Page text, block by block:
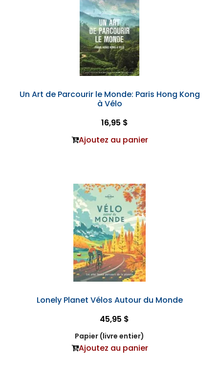
Un Art de Parcourir le Monde: Paris Hong Kong
à Vélo
16,95 $
Ajoutez au panier
Lonely Planet Vélos Autour du Monde
45,95 $
Papier (livre entier)
Ajoutez au panier